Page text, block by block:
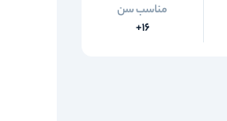
مناسب سن
16+